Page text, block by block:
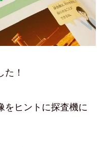
！
をヒントに探査機に